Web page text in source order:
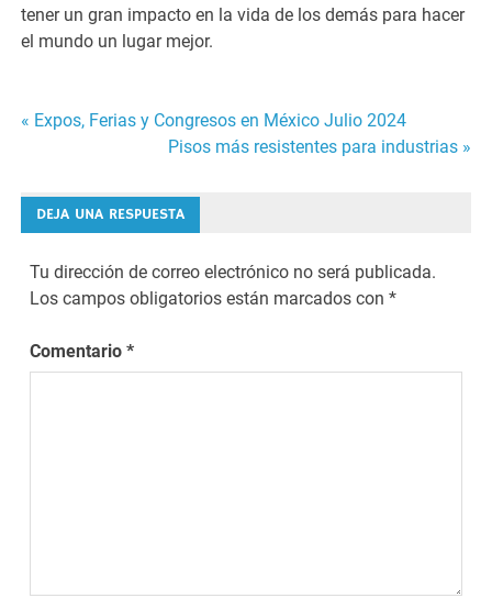
tener un gran impacto en la vida de los demás para hacer
el mundo un lugar mejor.
Navegación
de
entradas
« Expos, Ferias y Congresos en México Julio 2024
Pisos más resistentes para industrias »
DEJA UNA RESPUESTA
Tu dirección de correo electrónico no será publicada.
Los campos obligatorios están marcados con*
Comentario*